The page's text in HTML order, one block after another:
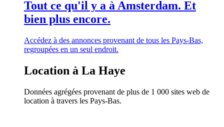
Tout ce qu'il y a à Amsterdam. Et
bien plus encore.
Accédez à des annonces provenant de tous les Pays-Bas,
regroupées en un seul endroit.
Location à La Haye
Données agrégées provenant de plus de 1 000 sites web de
location à travers les Pays-Bas.